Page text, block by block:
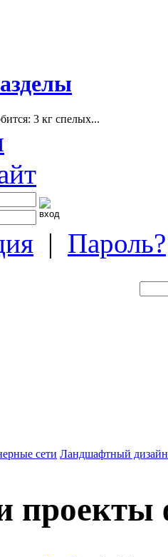
3 кг спелых...
| Пароль?
сети Ландшафтный дизайн
проекты